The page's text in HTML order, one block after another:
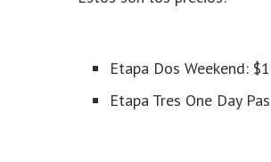
Etapa Dos Weekend:
Etapa Tres One Day